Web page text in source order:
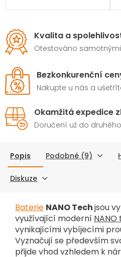
Kvalita a
Otestováno
Bezkonkurenční
Nakupte u nás a
Okamžitá expedice
Doručení už do
Popis Podobné (9)
Diskuze
Baterie NANO Techjsou
využívající moderní
vynikajícími vybíjecími
Vyznačují se především
přijde vhod vzhledem k